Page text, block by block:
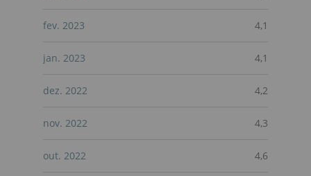
fev. 2023 4,1
jan. 2023 4,1
dez. 2022 4,2
nov. 2022 4,3
out. 2022 4,6